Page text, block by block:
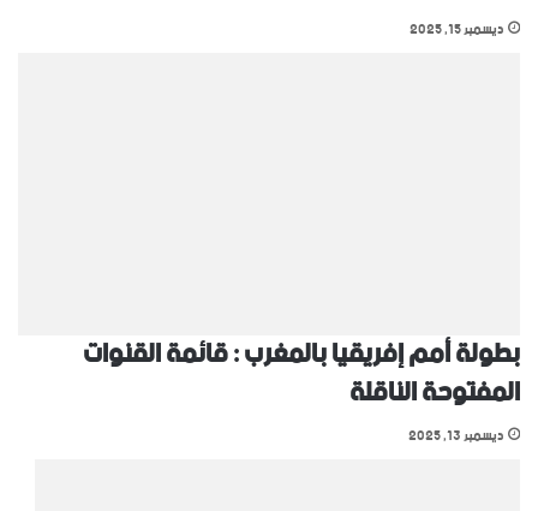
ديسمبر 15, 2025
بطولة أمم إفريقيا بالمغرب : قائمة القنوات
المفتوحة الناقلة
ديسمبر 13, 2025